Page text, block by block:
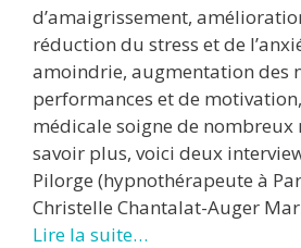
d’amaigrissement,
réduction du stress et de
amoindrie, augmentation des
performances et de
médicale soigne de nombreux
savoir plus, voici deux
Pilorge (hypnothérapeute à
Christelle Chantalat-Auger
Lire la suite…